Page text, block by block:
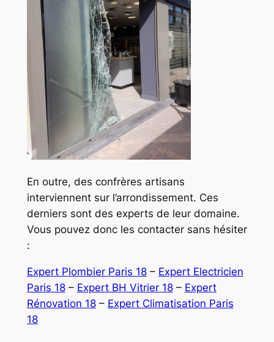
En outre, des confrères artisans
interviennent sur l’arrondissement. Ces
derniers sont des experts de leur domaine.
Vous pouvez donc les contacter sans hésiter
:
Expert Plombier Paris 18– Expert Electricien
Paris 18– Expert BH Vitrier 18– Expert
Rénovation 18– Expert Climatisation Paris
18